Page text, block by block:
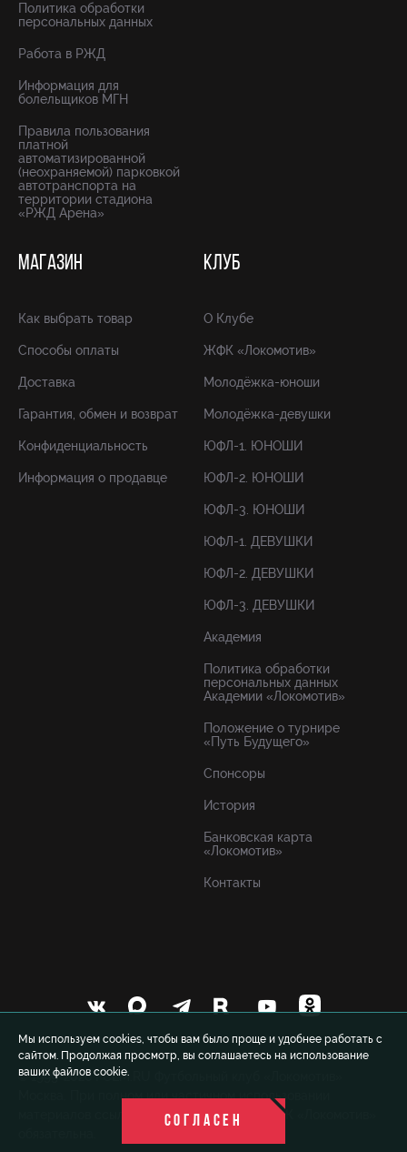
Мы используем cookies, чтобы вам было проще и удобнее работать с
сайтом. Продолжая просмотр, вы соглашаетесь на использование
ваших файлов cookie.
СОГЛАСЕН
Политика обработки
персональных данных
Работа в РЖД
Информация для
болельщиков МГН
Правила пользования
платной
автоматизированной
(неохраняемой) парковкой
автотранспорта на
территории стадиона
«РЖД Арена»
МАГАЗИН
Как выбрать товар
Способы оплаты
Доставка
Гарантия, обмен и возврат
Конфиденциальность
Информация о продавце
КЛУБ
О Клубе
ЖФК «Локомотив»
Молодёжка-юноши
Молодёжка-девушки
ЮФЛ-1. ЮНОШИ
ЮФЛ-2. ЮНОШИ
ЮФЛ-3. ЮНОШИ
ЮФЛ-1. ДЕВУШКИ
ЮФЛ-2. ДЕВУШКИ
ЮФЛ-3. ДЕВУШКИ
Академия
Политика обработки
персональных данных
Академии «Локомотив»
Положение о турнире
«Путь Будущего»
Спонсоры
История
Банковская карта
«Локомотив»
Контакты
© 1999-2026 FCLM.RU Футбольный клуб «Локомотив»
Москва. При полном или частичном использовании
материалов ссылка на официальный сайт ФК «Локомотив»